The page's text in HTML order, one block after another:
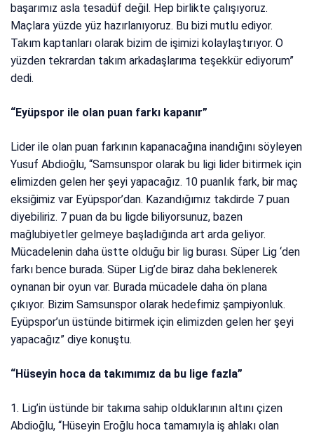
başarımız asla tesadüf değil. Hep birlikte çalışıyoruz.
Maçlara yüzde yüz hazırlanıyoruz. Bu bizi mutlu ediyor.
Takım kaptanları olarak bizim de işimizi kolaylaştırıyor. O
yüzden tekrardan takım arkadaşlarıma teşekkür ediyorum”
dedi.
“Eyüpspor ile olan puan farkı kapanır”
Lider ile olan puan farkının kapanacağına inandığını söyleyen
Yusuf Abdioğlu, “Samsunspor olarak bu ligi lider bitirmek için
elimizden gelen her şeyi yapacağız. 10 puanlık fark, bir maç
eksiğimiz var Eyüpspor’dan. Kazandığımız takdirde 7 puan
diyebiliriz. 7 puan da bu ligde biliyorsunuz, bazen
mağlubiyetler gelmeye başladığında art arda geliyor.
Mücadelenin daha üstte olduğu bir lig burası. Süper Lig ‘den
farkı bence burada. Süper Lig’de biraz daha beklenerek
oynanan bir oyun var. Burada mücadele daha ön plana
çıkıyor. Bizim Samsunspor olarak hedefimiz şampiyonluk.
Eyüpspor’un üstünde bitirmek için elimizden gelen her şeyi
yapacağız” diye konuştu.
“Hüseyin hoca da takımımız da bu lige fazla”
1. Lig’in üstünde bir takıma sahip olduklarının altını çizen
Abdioğlu, “Hüseyin Eroğlu hoca tamamıyla iş ahlakı olan